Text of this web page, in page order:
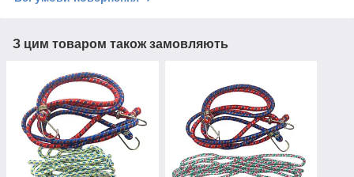
З цим товаром також замовляють